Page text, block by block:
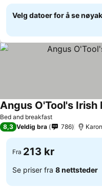
Velg datoer for å se
Bed and breakfast
Angus O'Tool's Irish
8,3 Veldig bra 786
Fra 213 kr
Se priser fra 8 nettsteder